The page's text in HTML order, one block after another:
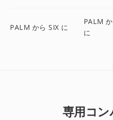
PALM から SIX に
PALM
に
専用コ